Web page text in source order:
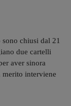
chiusi dal 21
due cartelli
aver sinora
interviene